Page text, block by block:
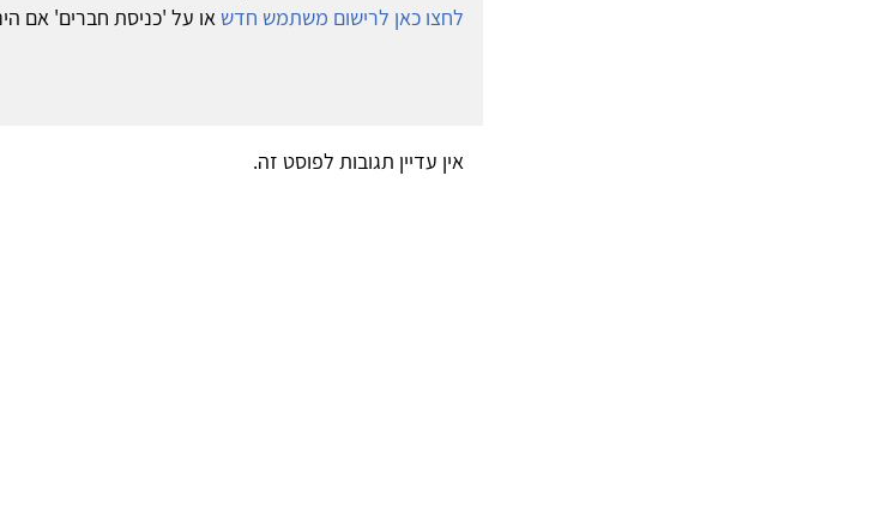
לחצו כאן לרישום משתמש חדש או על 'כניסת חברים' אם
אין עדיין תגובות לפוסט זה.